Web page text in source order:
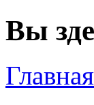
Вы
Главная